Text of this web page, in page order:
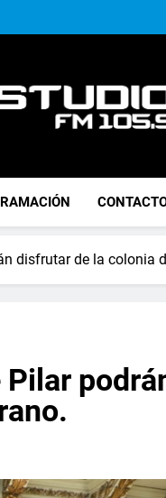
Estudio
disfrutar de la colonia